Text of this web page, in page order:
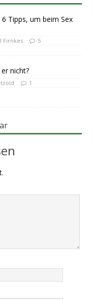
Tipps, um beim Sex
Firnkes 5
nicht?
1